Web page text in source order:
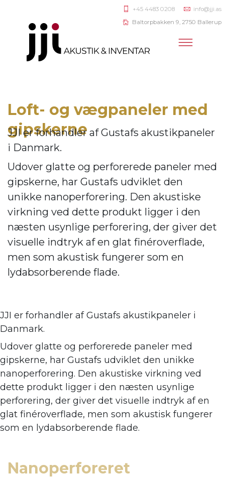
+45 4483 0208
info@jji.as
Baltorpbakken 9, 2750 Ballerup
Loft- og vægpaneler med
gipskerne
JJI er forhandler afGustafs akustikpaneler
i Danmark.
Udover glatte og perforerede paneler med
gipskerne, har Gustafs udviklet den
unikke nanoperforering. Den akustiske
virkning ved dette produkt ligger i den
næsten usynlige perforering, der giver det
visuelle indtryk af en glat finéroverflade,
men som akustisk fungerer som en
lydabsorberende flade.
JJI er forhandler afGustafs akustikpaneler i
Danmark.
Udover glatte og perforerede paneler med
gipskerne, har Gustafs udviklet den unikke
nanoperforering. Den akustiske virkning ved
dette produkt ligger i den næsten usynlige
perforering, der giver det visuelle indtryk af en
glat finéroverflade, men som akustisk fungerer
som en lydabsorberende flade.
Nanoperforeret